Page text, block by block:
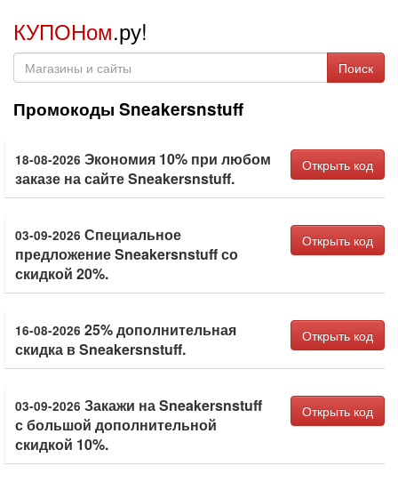
КУПОНом.ру!
Поиск
Промокоды Sneakersnstuff
18-08-2026 Экономия 10% при любом
заказе на сайте Sneakersnstuff.
Открыть код
03-09-2026 Специальное
предложение Sneakersnstuff со
скидкой 20%.
Открыть код
16-08-2026 25% дополнительная
скидка в Sneakersnstuff.
Открыть код
03-09-2026 Закажи на Sneakersnstuff
с большой дополнительной
скидкой 10%.
Открыть код